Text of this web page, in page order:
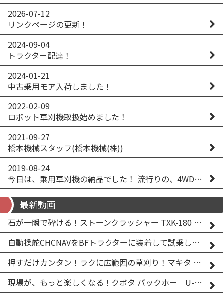
2026-07-12
リンクページの更新！
2024-09-04
トラクター配達！
2024-01-21
中古乗用モア入荷しました！
2022-02-09
ロボット草刈機取扱始めました！
2021-09-27
橋本機械スタッフ(橋本機械(株))
2019-08-24
今日は、乗用草刈機の納品でした！ 流行りの、4WD！ #イセキアグリ #オーレック #四駆 #増税間近
最新動画
石が一瞬で砕ける！ストーンクラッシャー TXK-180 実演
自動操舵CHCNAVをBFトラクターに装着して試乗してみた！！ CHCNAV NX610
押すだけカンタン！ラクに広範囲の草刈り！マキタ バッテリー式草刈り機 MUG001G 2
現場が、もっと楽しくなる！クボタ バックホー U-25-3A